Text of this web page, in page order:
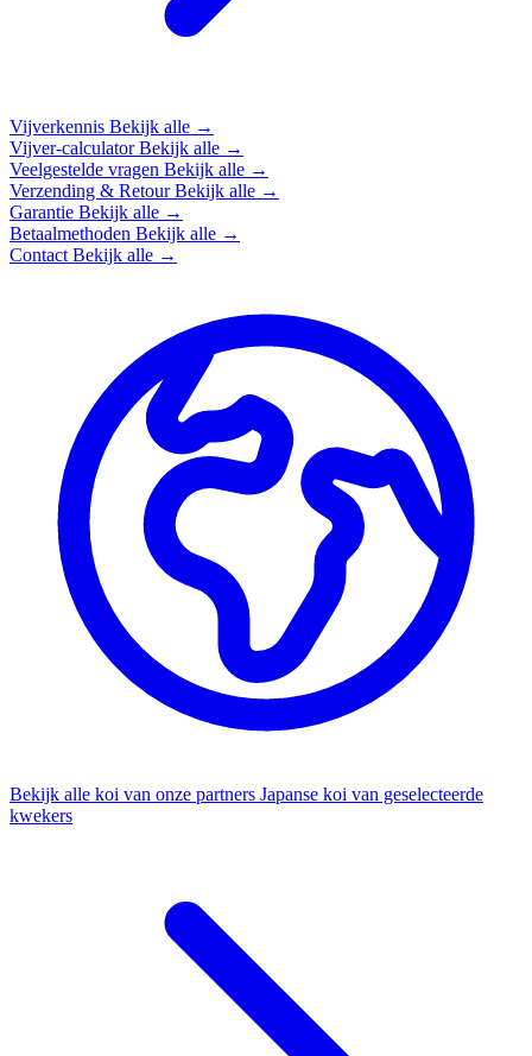
Vijverkennis Bekijk alle →
Vijver-calculatorBekijk alle →
Veelgestelde vragen Bekijk alle →
Verzending & RetourBekijk alle →
Garantie Bekijk alle →
Betaalmethoden Bekijk alle →
Contact Bekijk alle →
Bekijk alle koi van onze partners Japanse koi van geselecteerde
kwekers